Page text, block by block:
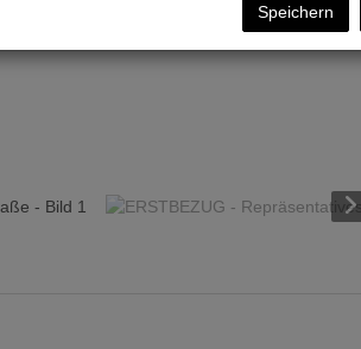
Speichern